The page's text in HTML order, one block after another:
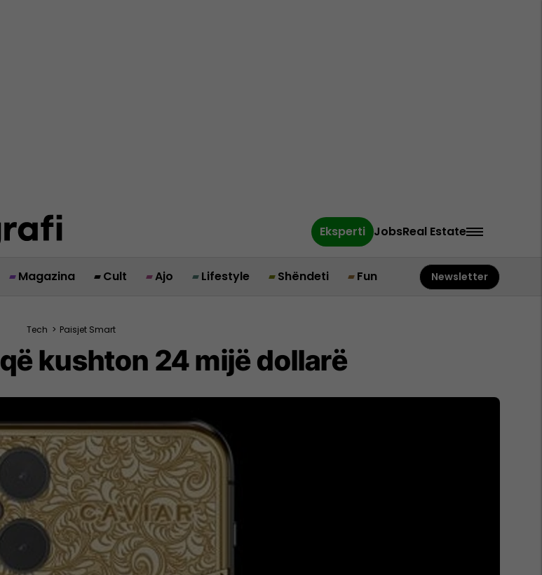
Eksperti JobsReal Estate
Magazina Cult Ajo Lifestyle Shëndeti Fun Newsletter
Tech > Paisjet Smart
kushton 24 mijë dollarë